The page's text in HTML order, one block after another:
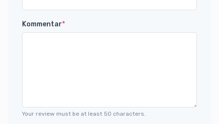
Kommentar*
Your review must be at least 50 characters.